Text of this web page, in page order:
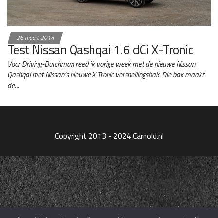
26 maart 2014
Test Nissan Qashqai 1.6 dCi X-Tronic
Voor Driving-Dutchman reed ik vorige week met de nieuwe Nissan
Qashqai met Nissan’s nieuwe X-Tronic versnellingsbak. Die bak maakt
de…
Copyright 2013 - 2024 Carnold.nl